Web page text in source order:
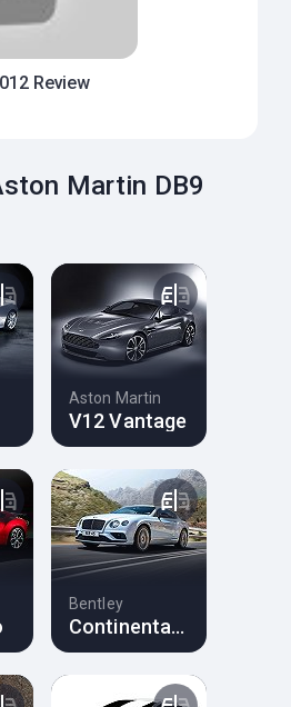
Review
Martin DB9
Aston Martin
V12 Vantage
Bentley
Continental GT